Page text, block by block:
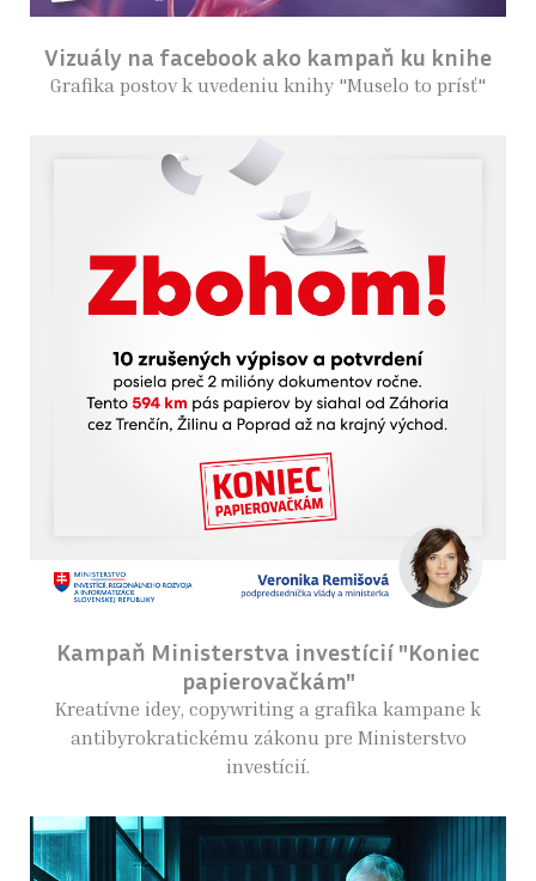
Vizuály na facebook ako kampaň ku knihe
Grafika postov k uvedeniu knihy "Muselo to prísť"
Kampaň Ministerstva investícií "Koniec
papierovačkám"
Kreatívne idey, copywriting a grafika kampane k
antibyrokratickému zákonu pre Ministerstvo
investícií.